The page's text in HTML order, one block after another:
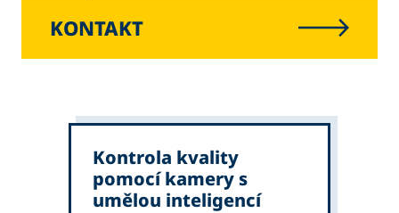
KONTAKT
Kontrola kvality
pomocí kamery s
umělou inteligencí